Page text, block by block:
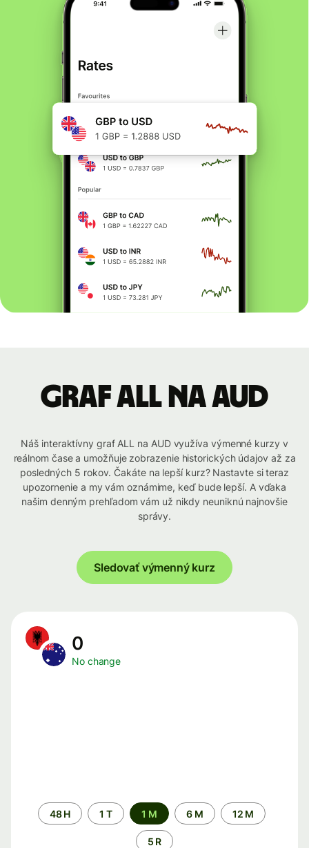
graf ALL na AUD
Náš interaktívny graf ALL na AUD využíva výmenné kurzy v
reálnom čase a umožňuje zobrazenie historických údajov až za
posledných 5 rokov. Čakáte na lepší kurz? Nastavte si teraz
upozornenie a my vám oznámime, keď bude lepší. A vďaka
našim denným prehľadom vám už nikdy neuniknú najnovšie
správy.
Sledovať výmenný kurz
0
No change
Time
period
48 H 1 T 1 M 6 M 12 M
5 R